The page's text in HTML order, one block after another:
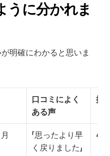
うに分かれま
明確にわかると思いま
口コミによく
ある声
推
「思ったより早
く戻りました」
4